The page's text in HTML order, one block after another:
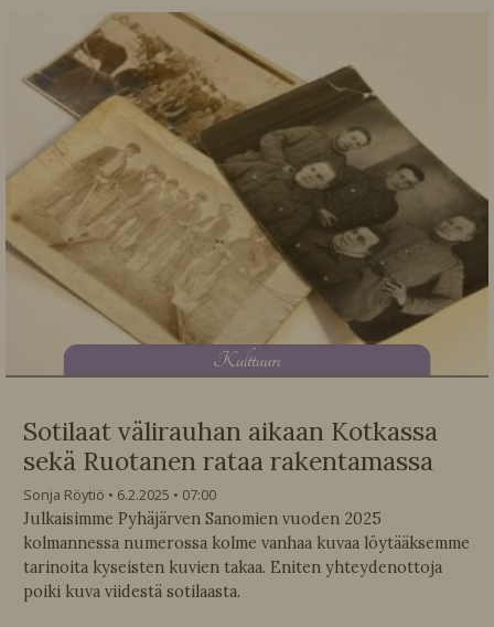
Kulttuuri
Sotilaat välirauhan aikaan Kotkassa
sekä Ruotanen rataa rakentamassa
Sonja Röytiö 6.2.2025
07:00
Julkaisimme Pyhäjärven Sanomien vuoden 2025
kolmannessa numerossa kolme vanhaa kuvaa löytääksemme
tarinoita kyseisten kuvien takaa. Eniten yhteydenottoja
poiki kuva viidestä sotilaasta.